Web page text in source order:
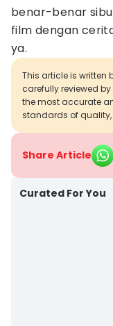
benar-benar
film dengan
ya.
This article is written
carefully reviewed
the most accurate
standards of quality,
Share Article
Curated For You